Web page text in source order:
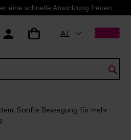
eine schnelle Abwicklung freuen
AT
Sanfte Bewegung für mehr